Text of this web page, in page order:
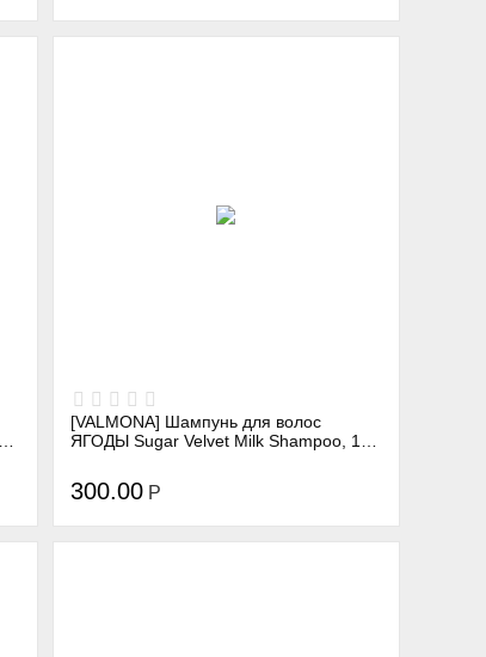
[VALMONA] Шампунь для волос
ЯГОДЫ Sugar Velvet Milk Shampoo, 100
300.00 Р